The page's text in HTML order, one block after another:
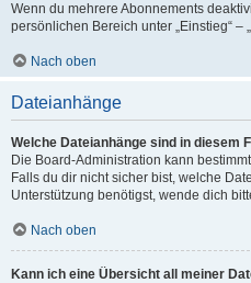
Wenn du mehrere Abonnements
persönlichen Bereich unter „Einstieg“ –
Nach oben
Dateianhänge
Welche Dateianhänge sind in diesem
Die Board-Administration kann
Falls du dir nicht sicher bist, welche
Unterstützung benötigst, wende dich
Nach oben
Kann ich eine Übersicht all meiner